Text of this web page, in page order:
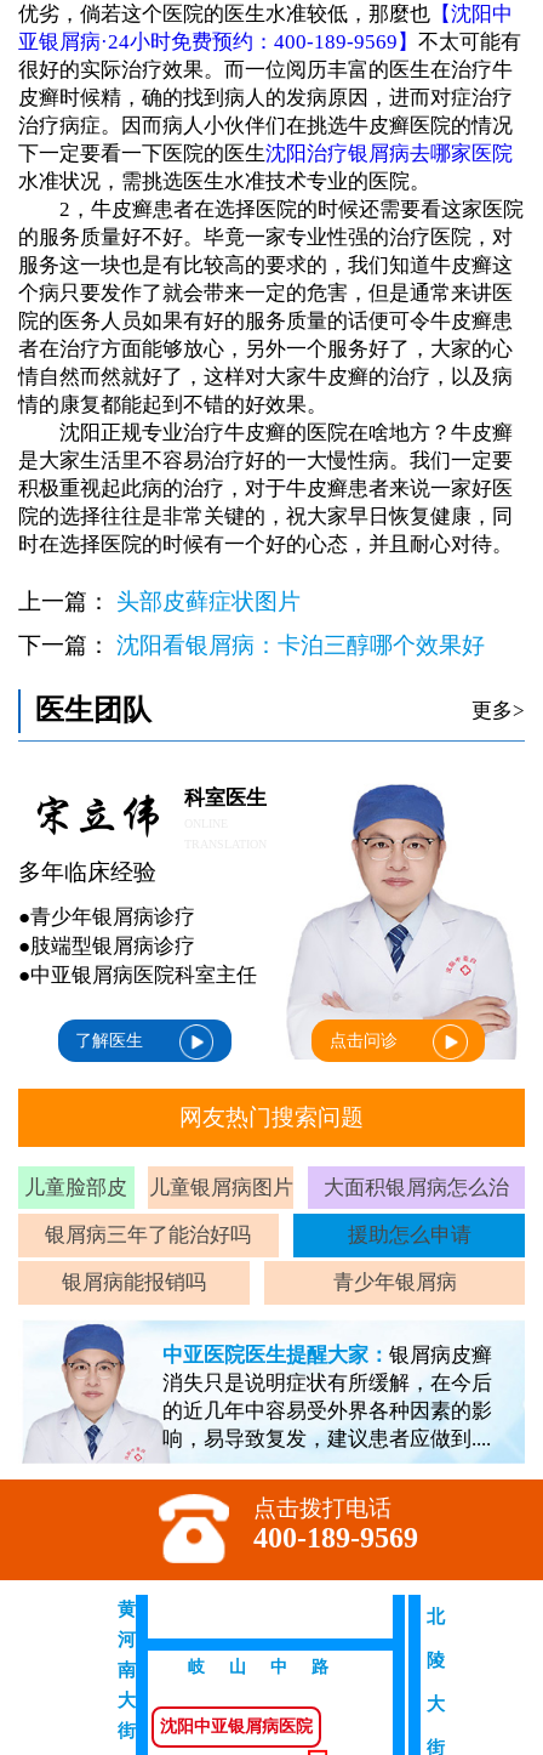
优劣，倘若这个医院的医生水准较低，那麼也【沈阳中
亚银屑病·24小时免费预约：400-189-9569】 不太可能有
很好的实际治疗效果。而一位阅历丰富的医生在治疗牛
皮癣时候精，确的找到病人的发病原因，进而对症治疗
治疗病症。因而病人小伙伴们在挑选牛皮癣医院的情况
下一定要看一下医院的医生沈阳治疗银屑病去哪家医院
水准状况，需挑选医生水准技术专业的医院。
2，牛皮癣患者在选择医院的时候还需要看这家医院
的服务质量好不好。毕竟一家专业性强的治疗医院，对
服务这一块也是有比较高的要求的，我们知道牛皮癣这
个病只要发作了就会带来一定的危害，但是通常来讲医
院的医务人员如果有好的服务质量的话便可令牛皮癣患
者在治疗方面能够放心，另外一个服务好了，大家的心
情自然而然就好了，这样对大家牛皮癣的治疗，以及病
情的康复都能起到不错的好效果。
沈阳正规专业治疗牛皮癣的医院在啥地方？牛皮癣
是大家生活里不容易治疗好的一大慢性病。我们一定要
积极重视起此病的治疗，对于牛皮癣患者来说一家好医
院的选择往往是非常关键的，祝大家早日恢复健康，同
时在选择医院的时候有一个好的心态，并且耐心对待。
上一篇： 头部皮藓症状图片
下一篇： 沈阳看银屑病：卡泊三醇哪个效果好
医生团队 更多>
科室医生
多年临床经验
●青少年银屑病诊疗
●肢端型银屑病诊疗
●中亚银屑病医院科室主任
了解医生 点击问诊
网友热门搜索问题
儿童脸部皮
癣
儿童银屑病图片 大面积银屑病怎么治
银屑病三年了能治好吗 援助怎么申请
银屑病能报销吗 青少年银屑病
中亚医院医生提醒大家：银屑病皮癣
消失只是说明症状有所缓解，在今后
的近几年中容易受外界各种因素的影
响，易导致复发，建议患者应做到....
点击拨打电话
400-189-9569
黄
河
南
大
街
沈阳中亚银屑病医院
岐山中路
北
陵
大
街